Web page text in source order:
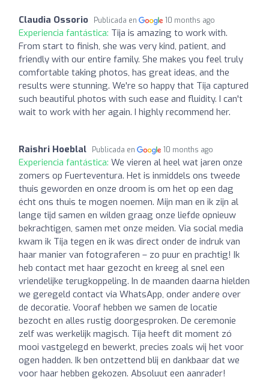
Claudia Ossorio Publicada en 10 months ago
Experiencia fantástica: Tija is amazing to work with.
From start to finish, she was very kind, patient, and
friendly with our entire family. She makes you feel truly
comfortable taking photos, has great ideas, and the
results were stunning. We're so happy that Tija captured
such beautiful photos with such ease and fluidity. I can't
wait to work with her again. I highly recommend her.
Raishri Hoeblal Publicada en 10 months ago
Experiencia fantástica: We vieren al heel wat jaren onze
zomers op Fuerteventura. Het is inmiddels ons tweede
thuis geworden en onze droom is om het op een dag
écht ons thuis te mogen noemen. Mijn man en ik zijn al
lange tijd samen en wilden graag onze liefde opnieuw
bekrachtigen, samen met onze meiden. Via social media
kwam ik Tija tegen en ik was direct onder de indruk van
haar manier van fotograferen – zo puur en prachtig! Ik
heb contact met haar gezocht en kreeg al snel een
vriendelijke terugkoppeling. In de maanden daarna hielden
we geregeld contact via WhatsApp, onder andere over
de decoratie. Vooraf hebben we samen de locatie
bezocht en alles rustig doorgesproken. De ceremonie
zelf was werkelijk magisch. Tija heeft dit moment zó
mooi vastgelegd en bewerkt, precies zoals wij het voor
ogen hadden. Ik ben ontzettend blij en dankbaar dat we
voor haar hebben gekozen. Absoluut een aanrader!